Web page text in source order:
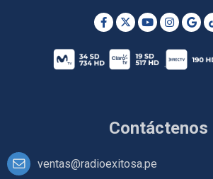
Contáctenos
ventas@radioexitosa.pe